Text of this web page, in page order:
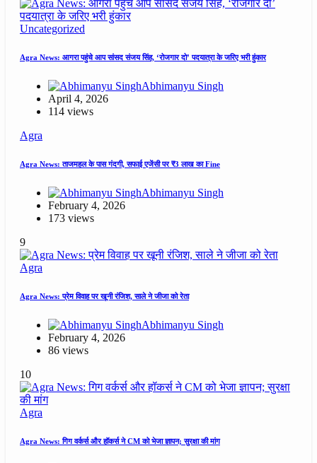
Uncategorized
Agra News: आगरा पहुंचे आप सांसद संजय सिंह, ‘रोजगार दो’ पदयात्रा के जरिए भरी हुंकार
Abhimanyu Singh
April 4, 2026
114 views
Agra
Agra News: ताजमहल के पास गंदगी, सफाई एजेंसी पर ₹3 लाख का Fine
Abhimanyu Singh
February 4, 2026
173 views
9
Agra
Agra News: प्रेम विवाह पर खूनी रंजिश, साले ने जीजा को रेता
Abhimanyu Singh
February 4, 2026
86 views
10
Agra
Agra News: गिग वर्कर्स और हॉकर्स ने CM को भेजा ज्ञापन; सुरक्षा की मांग